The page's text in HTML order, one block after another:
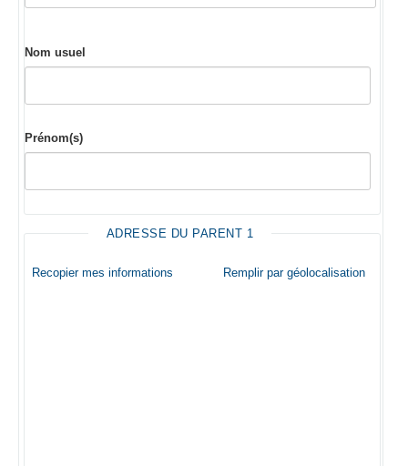
Nom usuel
Prénom(s)
ADRESSE DU PARENT 1
Recopier mes informations Remplir par géolocalisation